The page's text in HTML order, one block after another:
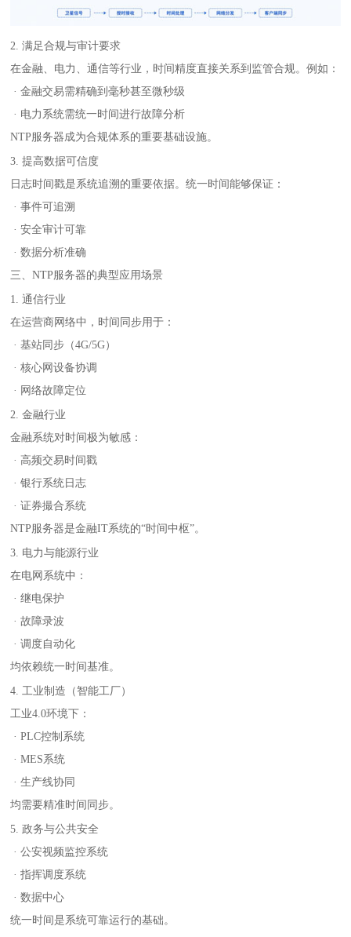
2. 满足合规与审计要求
在金融、电力、通信等行业，时间精度直接关系到监管合规。例如：
· 金融交易需精确到毫秒甚至微秒级
· 电力系统需统一时间进行故障分析
NTP服务器成为合规体系的重要基础设施。
3. 提高数据可信度
日志时间戳是系统追溯的重要依据。统一时间能够保证：
· 事件可追溯
· 安全审计可靠
· 数据分析准确
三、NTP服务器的典型应用场景
1. 通信行业
在运营商网络中，时间同步用于：
· 基站同步（4G/5G）
· 核心网设备协调
· 网络故障定位
2. 金融行业
金融系统对时间极为敏感：
· 高频交易时间戳
· 银行系统日志
· 证券撮合系统
NTP服务器是金融IT系统的“时间中枢”。
3. 电力与能源行业
在电网系统中：
· 继电保护
· 故障录波
· 调度自动化
均依赖统一时间基准。
4. 工业制造（智能工厂）
工业4.0环境下：
· PLC控制系统
· MES系统
· 生产线协同
均需要精准时间同步。
5. 政务与公共安全
· 公安视频监控系统
· 指挥调度系统
· 数据中心
统一时间是系统可靠运行的基础。